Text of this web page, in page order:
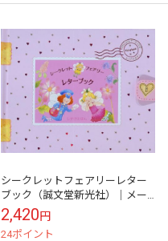
シークレットフェアリーレター
ブック（誠文堂新光社）｜メー
ル便対応｜送料分\\300offクーポ
ン対象｜
2,420円
24ポイント